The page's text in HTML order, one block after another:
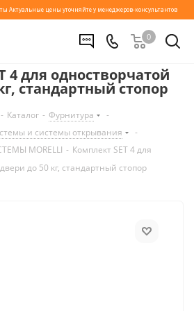
Актуальные цены уточняйте у менеджеров-консультантов
0
4 для одностворчатой
стандартный стопор
- Каталог - Фурнитура
-
и системы открывания
-
MORELLI - Комплект SET 4 для
до 50 кг, стандартный стопор